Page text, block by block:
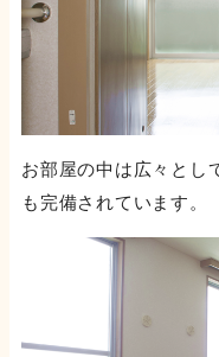
お部屋の中は広々とし
も完備されています。